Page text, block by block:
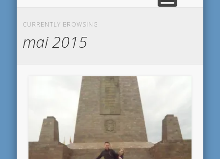
CURRENTLY BROWSING
mai 2015